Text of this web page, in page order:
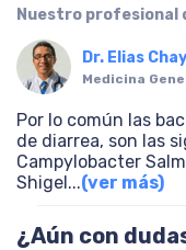
Nuestro profesional
Dr. Elias Chay
Medicina
Por lo común las
de diarrea, son las
Campylobacter
Shigel...(ver más)
¿Aún con